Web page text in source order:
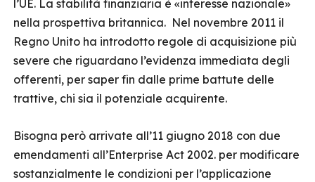
l’UE. La stabilità finanziaria è «interesse nazionale»
nella prospettiva britannica. Nel novembre 2011 il
Regno Unito ha introdotto regole di acquisizione più
severe che riguardano l’evidenza immediata degli
offerenti, per saper fin dalle prime battute delle
trattive, chi sia il potenziale acquirente.
Bisogna però arrivate all’11 giugno 2018 con due
emendamenti all’Enterprise Act 2002. per modificare
sostanzialmente le condizioni per l’applicazione